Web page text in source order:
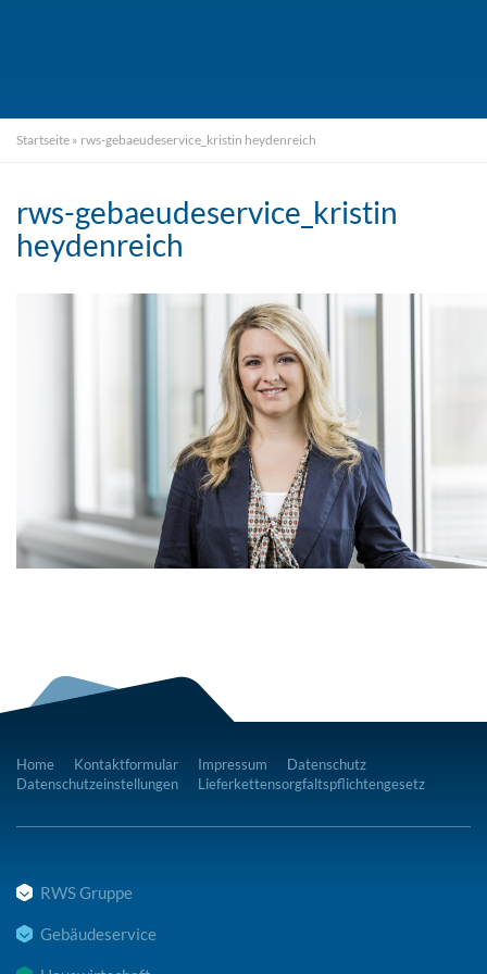
Startseite » rws-gebaeudeservice_kristin heydenreich
rws-gebaeudeservice_kristin
heydenreich
Home Kontaktformular Impressum
Datenschutz
Datenschutzeinstellungen
Lieferkettensorgfaltspflichtengesetz
RWS Gruppe
Gebäudeservice